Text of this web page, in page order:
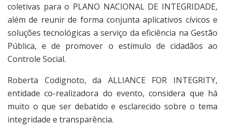
coletivas para o PLANO NACIONAL DE INTEGRIDADE,
além de reunir de forma conjunta aplicativos cívicos e
soluções tecnológicas a serviço da eficiência na Gestão
Pública, e de promover o estímulo de cidadãos ao
Controle Social.
Roberta Codignoto, da ALLIANCE FOR INTEGRITY,
entidade co-realizadora do evento, considera que há
muito o que ser debatido e esclarecido sobre o tema
integridade e transparência.